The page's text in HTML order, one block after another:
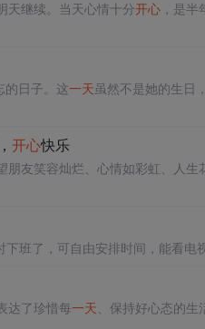
天继续。当天心情十分开心，是半
的日子。这一天虽然不是她的生日
， 开心快乐
友笑容灿烂、心情如彩虹、人
下班了，可自由安排时间，能看电
达了珍惜每一天 、保持好心态的生